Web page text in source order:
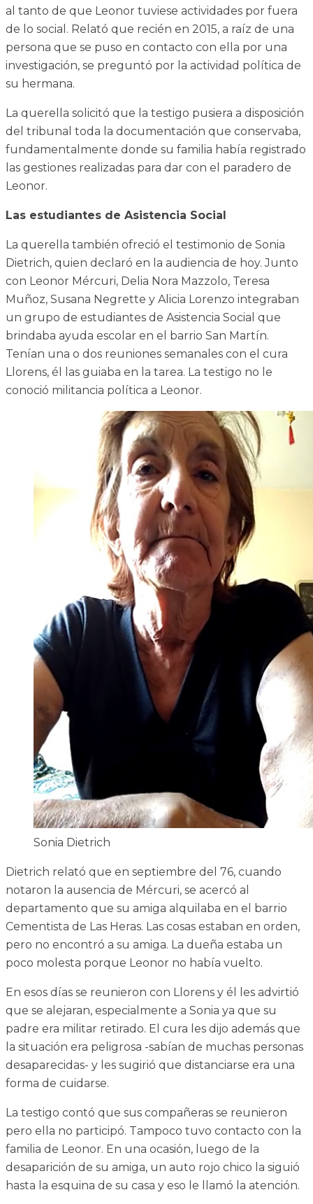
al tanto de que Leonor tuviese actividades por fuera
de lo social. Relató que recién en 2015, a raíz de una
persona que se puso en contacto con ella por una
investigación, se preguntó por la actividad política de
su hermana.
La querella solicitó que la testigo pusiera a disposición
del tribunal toda la documentación que conservaba,
fundamentalmente donde su familia había registrado
las gestiones realizadas para dar con el paradero de
Leonor.
Las estudiantes de Asistencia Social
La querella también ofreció el testimonio de Sonia
Dietrich, quien declaró en la audiencia de hoy. Junto
con Leonor Mércuri, Delia Nora Mazzolo, Teresa
Muñoz, Susana Negrette y Alicia Lorenzo integraban
un grupo de estudiantes de Asistencia Social que
brindaba ayuda escolar en el barrio San Martín.
Tenían una o dos reuniones semanales con el cura
Llorens, él las guiaba en la tarea. La testigo no le
conoció militancia política a Leonor.
Sonia Dietrich
Dietrich relató que en septiembre del 76, cuando
notaron la ausencia de Mércuri, se acercó al
departamento que su amiga alquilaba en el barrio
Cementista de Las Heras. Las cosas estaban en orden,
pero no encontró a su amiga. La dueña estaba un
poco molesta porque Leonor no había vuelto.
En esos días se reunieron con Llorens y él les advirtió
que se alejaran, especialmente a Sonia ya que su
padre era militar retirado. El cura les dijo además que
la situación era peligrosa -sabían de muchas personas
desaparecidas- y les sugirió que distanciarse era una
forma de cuidarse.
La testigo contó que sus compañeras se reunieron
pero ella no participó. Tampoco tuvo contacto con la
familia de Leonor. En una ocasión, luego de la
desaparición de su amiga, un auto rojo chico la siguió
hasta la esquina de su casa y eso le llamó la atención.